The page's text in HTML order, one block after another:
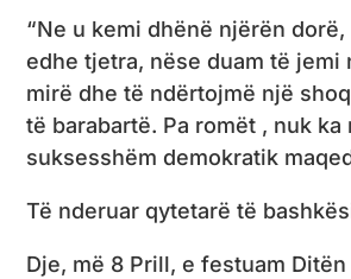
“Ne u kemi dhënë njërën
edhe tjetra, nëse duam të jemi
mirë dhe të ndërtojmë një
të barabartë. Pa romët , nuk ka
suksesshëm demokratik
Të nderuar qytetarë të
Dje, më 8 Prill, e festuam Ditën